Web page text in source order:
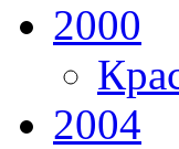
2000
2004